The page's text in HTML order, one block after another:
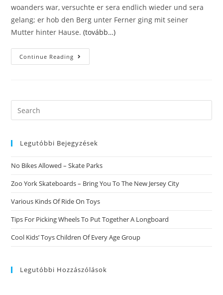
woanders war, versuchte er sera endlich wieder und sera
gelang; er hob den Berg unter Ferner ging mit seiner
Mutter hinter Hause.(tovább…)
Continue Reading Vornehmlich
Auf
Konsums
GetrГ¤nken.
Search
this
Legutóbbi Bejegyzések
No Bikes Allowed – Skate Parks
Zoo York Skateboards – Bring You To The New Jersey City
Various Kinds Of Ride On Toys
Tips For Picking Wheels To Put Together A Longboard
Cool Kids’ Toys Children Of Every Age Group
Legutóbbi Hozzászólások